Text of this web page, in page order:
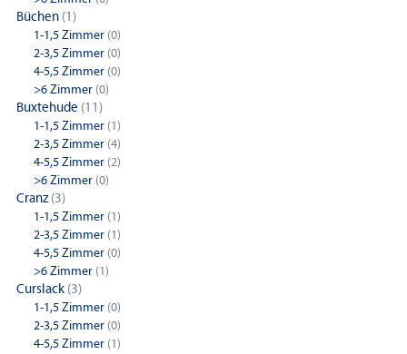
Büchen (1)
1-1,5 Zimmer (0)
2-3,5 Zimmer (0)
4-5,5 Zimmer (0)
>6 Zimmer (0)
Buxtehude (11)
1-1,5 Zimmer (1)
2-3,5 Zimmer (4)
4-5,5 Zimmer (2)
>6 Zimmer (0)
Cranz(3)
1-1,5 Zimmer (1)
2-3,5 Zimmer (1)
4-5,5 Zimmer (0)
>6 Zimmer (1)
Curslack (3)
1-1,5 Zimmer (0)
2-3,5 Zimmer (0)
4-5,5 Zimmer (1)